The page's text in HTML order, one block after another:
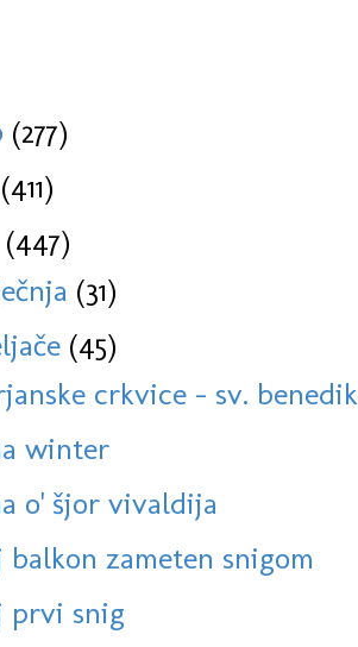
(277)
(411)
(447)
(31)
(45)
crkvice - sv.
winter
o' šjor vivaldija
balkon zameten snigom
prvi snig